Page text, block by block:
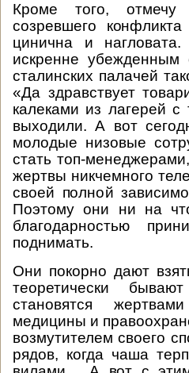
Кроме того, отмечу
созревшего
цинична и
искренне
сталинских палачей
«Да здравствует
калеками из лагерей
выходили. А вот
молодые низовые
стать топ-
жертвы никчемного
своей полной
Поэтому они ни на
благодарностью
поднимать.
Они покорно дают
теоретически
становятся
медицины и
возмутителем своего
рядов, когда чаша